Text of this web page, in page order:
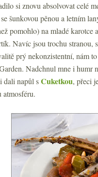
si znovu absolvovat celé
šunkovou pěnou a letním
pomohlo) na mladé
Navíc jsou trochu
prý nekonzistentní, nám
Nadchnul mne i humr
dali napůl sCuketkou, přeci
atmosféru.